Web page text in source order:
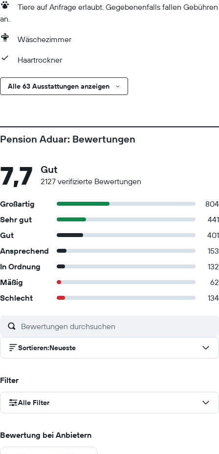
Tiere auf Anfrage erlaubt. Gegebenenfalls fallen Gebühren
an.
Wäschezimmer
Haartrockner
Alle 63 Ausstattungen anzeigen
Pension Aduar: Bewertungen
7,7 Gut
2127 verifizierte Bewertungen
Großartig
804
Sehr gut
441
Gut
401
Ansprechend
153
In Ordnung
132
Mäßig
62
Schlecht
134
Sortieren:Neueste
Filter
Alle Filter
Bewertung bei Anbietern